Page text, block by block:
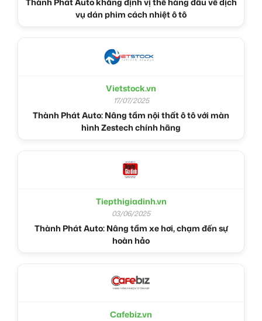
Thành Phát Auto khẳng định vị thế hàng đầu về dịch
vụ dán phim cách nhiệt ô tô
Vietstock.vn
17/07/2025
Thành Phát Auto: Nâng tầm nội thất ô tô với màn
hình Zestech chính hãng
Tiepthigiadinh.vn
03/06/2025
Thành Phát Auto: Nâng tầm xe hơi, chạm đến sự
hoàn hảo
Cafebiz.vn